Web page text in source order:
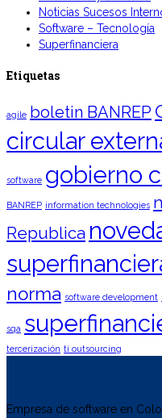
Noticias Sucesos
Software – Tecnología
Superfinanciera
Etiquetas
agile boletin BANREP
circular
software gobierno
BANREP information technologies
Republica
norma software development
sqa
tercerización ti outsourcing
Empresa de software en